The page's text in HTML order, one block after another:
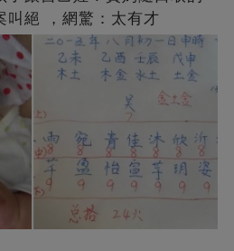
叫絕 ，網驚：太有才